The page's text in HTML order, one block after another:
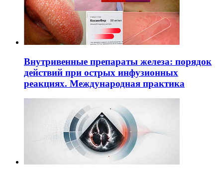
Внутривенные препараты железа: порядок
действий при острых инфузионных
реакциях. Международная практика